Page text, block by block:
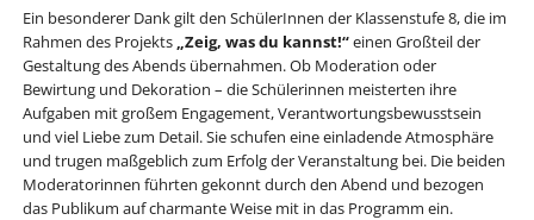
Ein besonderer Dank gilt den SchülerInnen der Klassenstufe 8, die im
Rahmen des Projekts „Zeig, was du kannst!“einen Großteil der
Gestaltung des Abends übernahmen. Ob Moderation oder
Bewirtung und Dekoration – die Schülerinnen meisterten ihre
Aufgaben mit großem Engagement, Verantwortungsbewusstsein
und viel Liebe zum Detail. Sie schufen eine einladende Atmosphäre
und trugen maßgeblich zum Erfolg der Veranstaltung bei. Die beiden
Moderatorinnen führten gekonnt durch den Abend und bezogen
das Publikum auf charmante Weise mit in das Programm ein.